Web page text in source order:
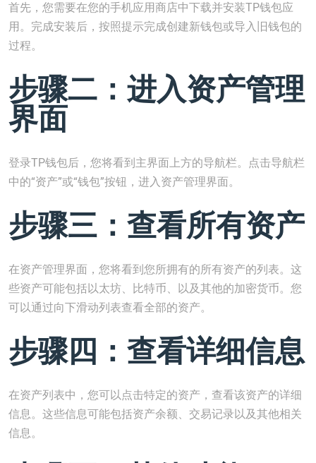
首先，您需要在您的手机应用商店中下载并安装TP钱包应
用。完成安装后，按照提示完成创建新钱包或导入旧钱包的
过程。
步骤二：进入资产管理
界面
登录TP钱包后，您将看到主界面上方的导航栏。点击导航栏
中的“资产”或“钱包”按钮，进入资产管理界面。
步骤三：查看所有资产
在资产管理界面，您将看到您所拥有的所有资产的列表。这
些资产可能包括以太坊、比特币、以及其他的加密货币。您
可以通过向下滑动列表查看全部的资产。
步骤四：查看详细信息
在资产列表中，您可以点击特定的资产，查看该资产的详细
信息。这些信息可能包括资产余额、交易记录以及其他相关
信息。